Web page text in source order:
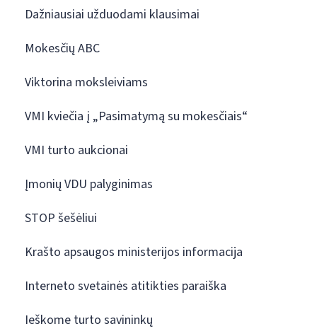
Dažniausiai užduodami klausimai
Mokesčių ABC
Viktorina moksleiviams
VMI kviečia į „Pasimatymą su mokesčiais“
VMI turto aukcionai
Įmonių VDU palyginimas
STOP šešėliui
Krašto apsaugos ministerijos informacija
Interneto svetainės atitikties paraiška
Ieškome turto savininkų